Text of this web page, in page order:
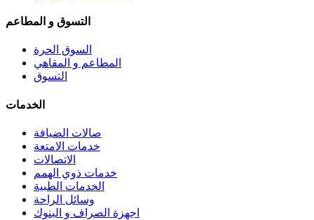
التسوق و المطاعم
السوق الحرة
المطاعم و المقاهي
التسوق
الخدمات
صالات الضيافة
خدمات الامتعة
الاتصالات
خدمات ذوي الهمم
الخدمات الطبية
وسائل الراحة
اجهزة الصراف و البنوك